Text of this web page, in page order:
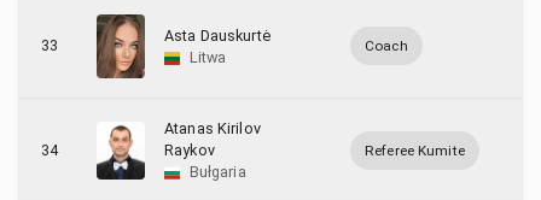
33
Asta Dauskurtė
Litwa
Coach
34
Atanas Kirilov
Raykov
Bułgaria
Referee Kumite